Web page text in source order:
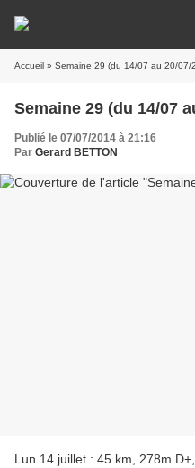
Accueil » Semaine 29 (du 14/07 au 20/07/
Semaine 29 (du 14/07
Publié le 07/07/2014 à 21:16
Par Gerard BETTON
Lun 14 juillet : 45 km, 278m